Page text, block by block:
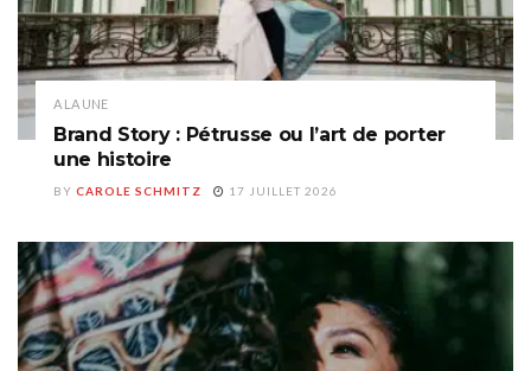
A LA UNE
Brand Story : Pétrusse ou l’art de porter
une histoire
BY CAROLE SCHMITZ 17 JUILLET 2026